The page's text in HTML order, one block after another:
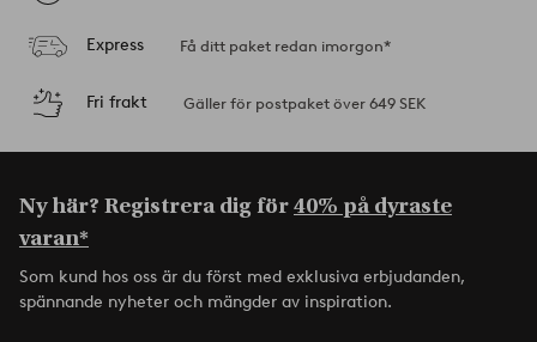
Express Få ditt paket redan imorgon*
Fri frakt Gäller för postpaket över 649 SEK
Ny här? Registrera dig för40% på dyraste
varan*
Som kund hos oss är du först med exklusiva erbjudanden,
spännande nyheter och mängder av inspiration.